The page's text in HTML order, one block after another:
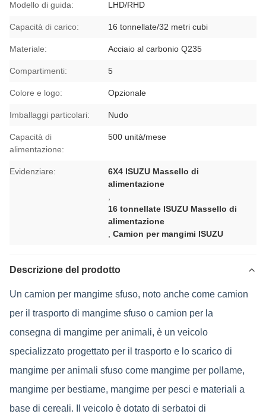
Modello di guida: LHD/RHD
Capacità di carico: 16 tonnellate/32 metri cubi
Materiale: Acciaio al carbonio Q235
Compartimenti: 5
Colore e logo: Opzionale
Imballaggi particolari: Nudo
Capacità di
alimentazione:
500 unità/mese
Evidenziare:
6X4 ISUZU Massello di
alimentazione
16 tonnellate ISUZU Massello di
alimentazione
,Camion per mangimi ISUZU
Descrizione del prodotto
Un camion per mangime sfuso, noto anche come camion
per il trasporto di mangime sfuso o camion per la
consegna di mangime per animali, è un veicolo
specializzato progettato per il trasporto e lo scarico di
mangime per animali sfuso come mangime per pollame,
mangime per bestiame, mangime per pesci e materiali a
base di cereali. Il veicolo è dotato di serbatoi di